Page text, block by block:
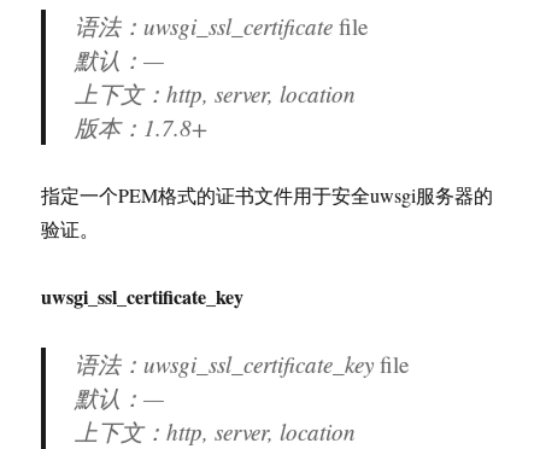
语法：uwsgi_ssl_certificatefile
默认：—
上下文：http, server, location
版本： 1.7.8+
指定一个PEM格式的证书文件用于安全uwsgi服务器的
验证。
uwsgi_ssl_certificate_key
语法：uwsgi_ssl_certificate_keyfile
默认：—
上下文：http, server, location